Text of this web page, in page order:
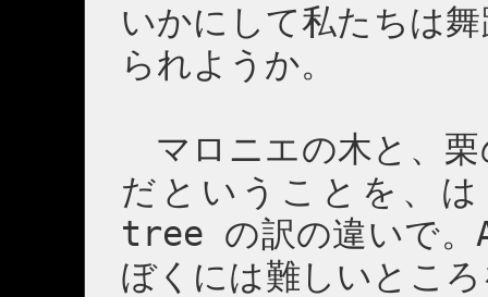
いかにして私たちは
られようか。
マロニエの木と、栗
だということを、
tree の訳の違いで。
ぼくには難しいとこ